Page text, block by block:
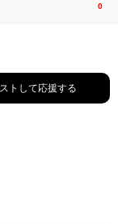
0
トして応援する